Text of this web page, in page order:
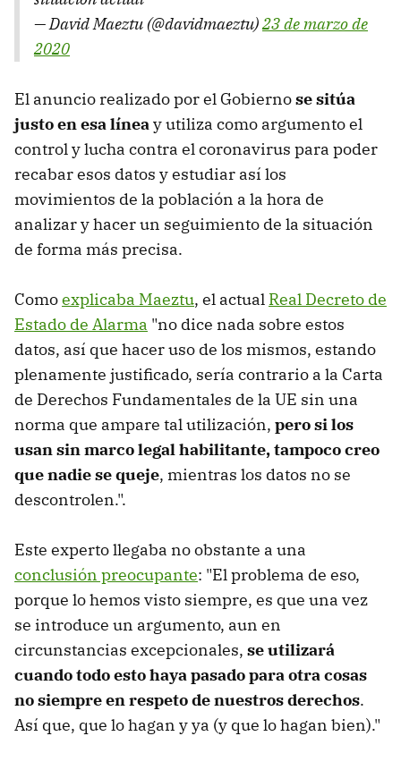
— David Maeztu (@davidmaeztu)23 de marzo de
2020
El anuncio realizado por el Gobiernose sitúa
justo en esa líneay utiliza como argumento el
control y lucha contra el coronavirus para poder
recabar esos datos y estudiar así los
movimientos de la población a la hora de
analizar y hacer un seguimiento de la situación
de forma más precisa.
Comoexplicaba Maeztu, el actual Real Decreto de
Estado de Alarma "no dice nada sobre estos
datos, así que hacer uso de los mismos, estando
plenamente justificado, sería contrario a la Carta
de Derechos Fundamentales de la UE sin una
norma que ampare tal utilización, pero si los
usan sin marco legal habilitante, tampoco creo
que nadie se queje, mientras los datos no se
descontrolen.".
Este experto llegaba no obstante a una
conclusión preocupante: "El problema de eso,
porque lo hemos visto siempre, es que una vez
se introduce un argumento, aun en
circunstancias excepcionales, se utilizará
cuando todo esto haya pasado para otra cosas
no siempre en respeto de nuestros derechos.
Así que, que lo hagan y ya (y que lo hagan bien)."